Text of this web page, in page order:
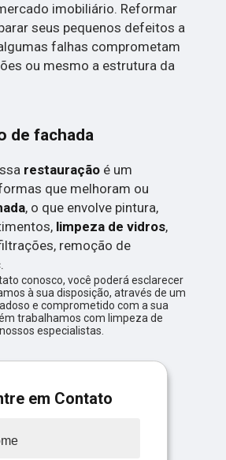
imobiliário. Reformar
seus pequenos defeitos a
falhas comprometam
ou mesmo a estrutura da
de fachada
restauração é um
que melhoram ou
, o que envolve pintura,
limpeza de vidros,
remoção de
conosco, você poderá esclarecer
à sua disposição, através de um
e comprometido com a sua
trabalhamos com limpeza de
especialistas.
em Contato